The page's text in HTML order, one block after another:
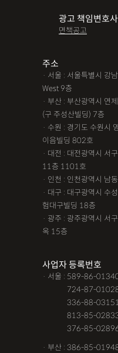
광고 책임변호
면책공고
주소
· 서울 : 서울특별시 강
West 9층
· 부산 : 부산광역시 연
(구 주성산빌딩) 7층
· 수원 : 경기도 수원시
이음빌딩 802호
· 대전 : 대전광역시 서
11층 1101호
· 인천 : 인천광역시 남
· 대구 : 대구광역시 수
험대구빌딩 18층
· 광주 : 광주광역시 서
옥 15층
사업자 등록번호
· 서울 : 589-86-
724-87-
336-88-
813-85-
376-85-
· 부산 : 386-85-